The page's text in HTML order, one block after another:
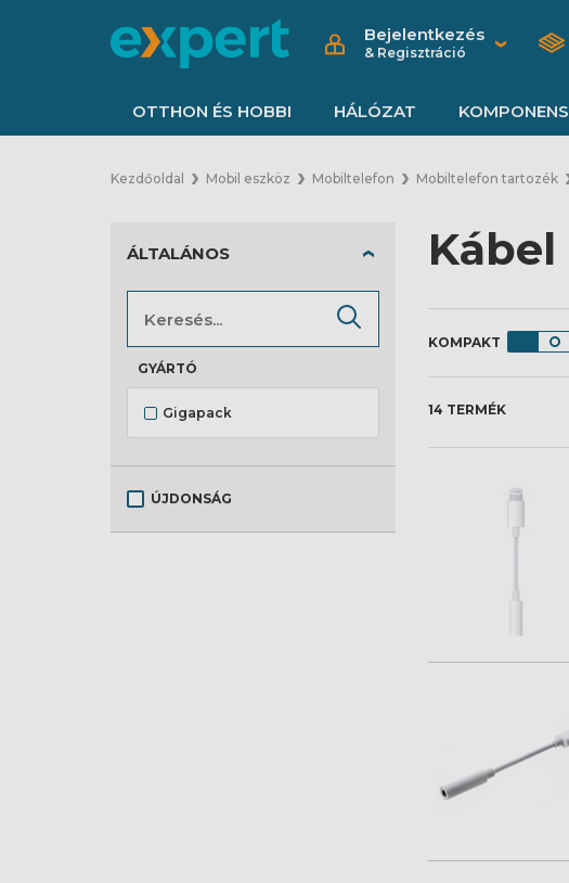
Bejelentkezés
& Regisztráció
OTTHON ÉS HOBBI HÁLÓZAT KOMPONENS
Kezdőoldal Mobil eszköz Mobiltelefon Mobiltelefon tartozék
Kábel
14 TERMÉK
ÁLTALÁNOS
GYÁRTÓ
Gigapack
ÚJDONSÁG